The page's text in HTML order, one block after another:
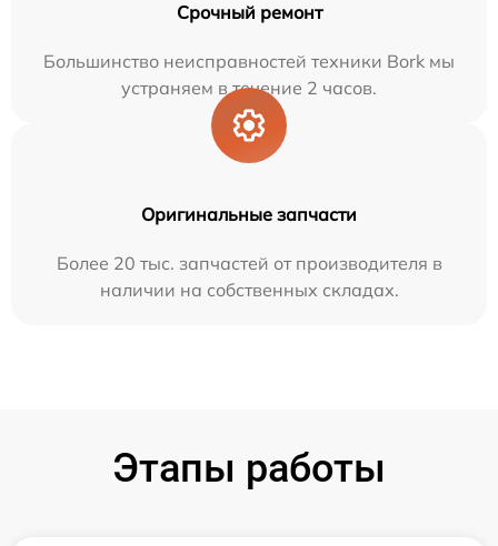
Срочный ремонт
Большинство неисправностей техники Bork мы
устраняем в течение 2 часов.
Оригинальные запчасти
Более 20 тыс. запчастей от производителя в
наличии на собственных складах.
Этапы работы